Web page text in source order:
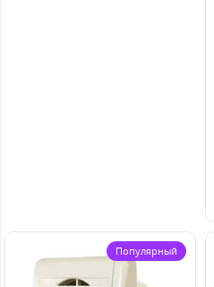
Популярный